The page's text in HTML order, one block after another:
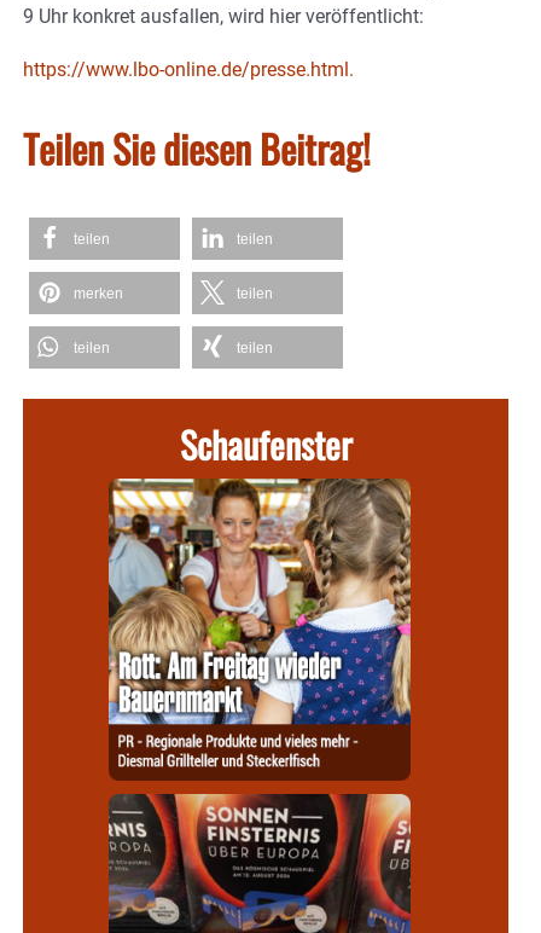
9 Uhr konkret ausfallen, wird hier veröffentlicht:
https://www.lbo-online.de/presse.html.
Teilen Sie diesen Beitrag!
teilen teilen
merken teilen
teilen teilen
Schaufenster